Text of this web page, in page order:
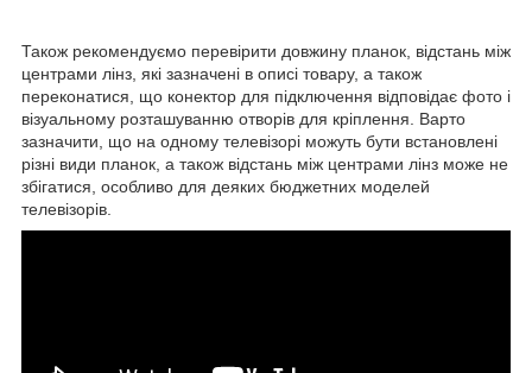
Також рекомендуємо перевірити довжину планок, відстань між
центрами лінз, які зазначені в описі товару, а також
переконатися, що конектор для підключення відповідає фото і
візуальному розташуванню отворів для кріплення. Варто
зазначити, що на одному телевізорі можуть бути встановлені
різні види планок, а також відстань між центрами лінз може не
збігатися, особливо для деяких бюджетних моделей
телевізорів.